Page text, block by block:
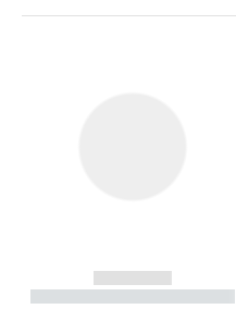
------------
----------- ----------- --------